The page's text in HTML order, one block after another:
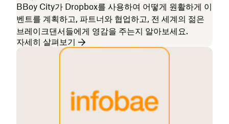
BBoy City가 Dropbox를 사용하여 어떻게 원활하게 이
벤트를 계획하고, 파트너와 협업하고, 전 세계의 젊은
브레이크댄서들에게 영감을 주는지 알아보세요.
자세히 살펴보기